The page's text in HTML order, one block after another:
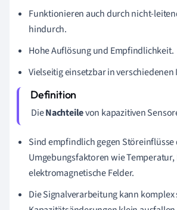
Funktionieren auch durch nicht-
hindurch.
Hohe Auflösung und Empfindlichkeit.
Vielseitig einsetzbar in
DieNachteilevon kapazitiven
Sind empfindlich gegen Störeinflüsse
Umgebungsfaktoren wie
elektromagnetische Felder.
Die Signalverarbeitung kann komplex